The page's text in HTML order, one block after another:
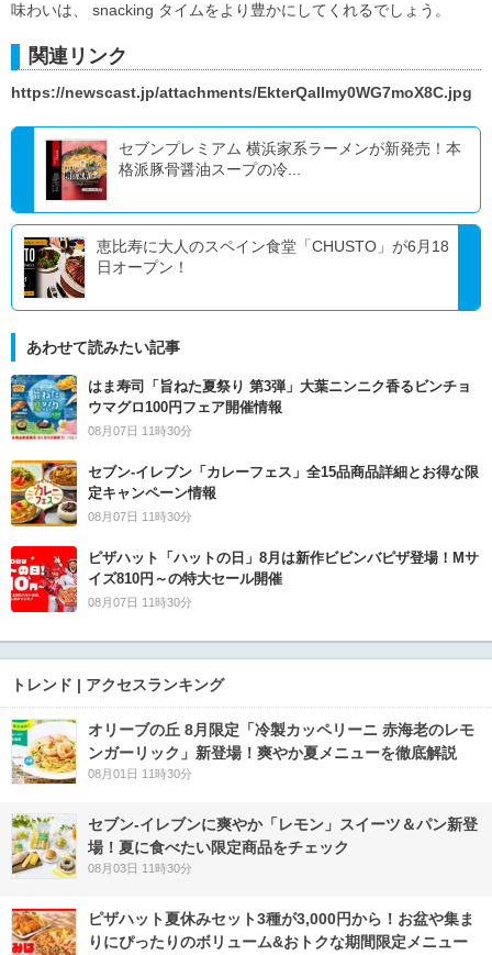
味わいは、 snacking タイムをより豊かにしてくれるでしょう。
関連リンク
https://newscast.jp/attachments/EkterQalImy0WG7moX8C.jpg
セブンプレミアム 横浜家系ラーメンが新発売！本
格派豚骨醤油スープの冷...
恵比寿に大人のスペイン食堂「CHUSTO」が6月18
日オープン！
あわせて読みたい記事
はま寿司「旨ねた夏祭り 第3弾」大葉ニンニク香るビンチョ
ウマグロ100円フェア開催情報
08月07日 11時30分
セブン‐イレブン「カレーフェス」全15品商品詳細とお得な限
定キャンペーン情報
08月07日 11時30分
ピザハット「ハットの日」8月は新作ビビンバピザ登場！Mサ
イズ810円～の特大セール開催
08月07日 11時30分
トレンド | アクセスランキング
オリーブの丘 8月限定「冷製カッペリーニ 赤海老のレモ
ンガーリック」新登場！爽やか夏メニューを徹底解説
08月01日 11時30分
セブン‐イレブンに爽やか「レモン」スイーツ＆パン新登
場！夏に食べたい限定商品をチェック
08月03日 11時30分
ピザハット夏休みセット3種が3,000円から！お盆や集ま
りにぴったりのボリューム&おトクな期間限定メニュー